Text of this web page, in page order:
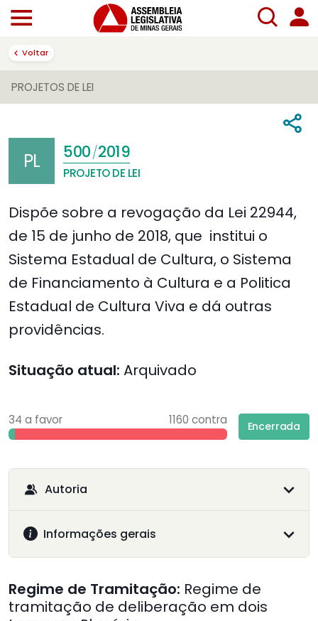
Voltar
PROJETOS DE LEI
PL 500/2019
PROJETO DE LEI
Dispõe sobre a revogação da Lei 22944,
de 15 de junho de 2018, que institui o
Sistema Estadual de Cultura, o Sistema
de Financiamento à Cultura e a Politica
Estadual de Cultura Viva e dá outras
providências.
Situação atual: Arquivado
34 a favor 1160 contra Encerrada
Autoria
Informações gerais
Regime de Tramitação: Regime de
tramitação de deliberação em dois